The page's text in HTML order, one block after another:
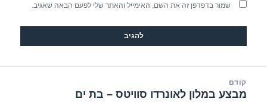
שמור בדפדפן זה את השם, האימייל והאתר שלי לפעם הבאה שאגיב.
קודם
הפוסט
מבצע במלון לאונרדו סוויטס – בת ים